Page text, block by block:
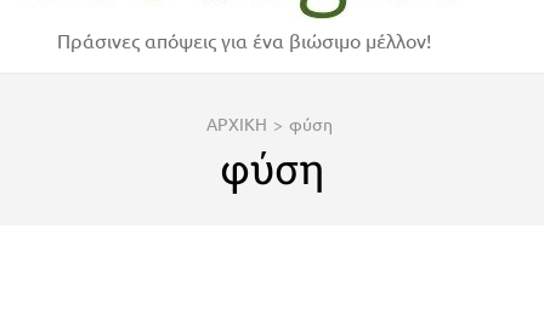
Πράσινες απόψεις για ένα βιώσιμο μέλλον!
ΑΡΧΙΚΗ > φύση
φύση